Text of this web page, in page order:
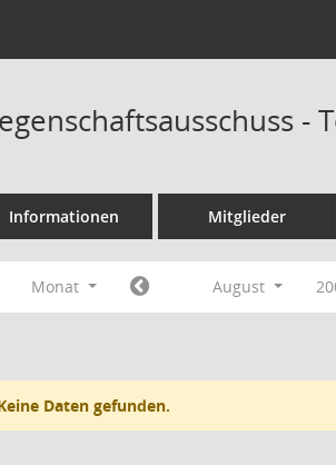
-
Informationen Mitglieder
Monat August
Daten gefunden.